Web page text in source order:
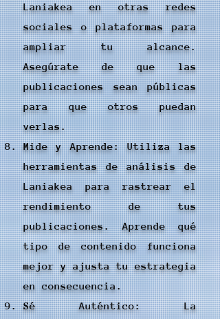
Laniakea en otras redes
sociales o plataformas para
ampliar tu alcance.
Asegúrate de que las
publicaciones sean públicas
para que otros puedan
verlas.
Mide y Aprende: Utiliza las
herramientas de análisis de
Laniakea para rastrear el
rendimiento de tus
publicaciones. Aprende qué
tipo de contenido funciona
mejor y ajusta tu estrategia
en consecuencia.
Sé Auténtico: La